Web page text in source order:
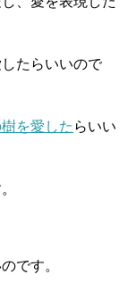
たらいいので
を愛した らいい
です。